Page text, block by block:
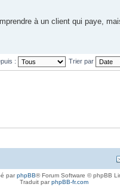
à un client qui paye,
: Trier par
parphpBB® Forum Software © phpBB
Traduit parphpBB-fr.com